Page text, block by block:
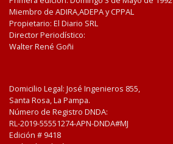
Miembro de ADIRA,ADEPA y CPPAL
Propietario: El Diario SRL
Director Periodístico:
Walter René Goñi
Domicilio Legal: José Ingenieros 855,
Santa Rosa, La Pampa.
Número de Registro DNDA:
RL-2019-55551274-APN-DNDA#MJ
Edición # 9418